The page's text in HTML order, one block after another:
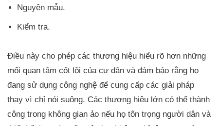
Nguyên mẫu.
Kiểm tra.
Điều này cho phép các thương hiệu hiểu rõ hơn những
mối quan tâm cốt lõi của cư dân và đảm bảo rằng họ
đang sử dụng công nghệ để cung cấp các giải pháp
thay vì chỉ nói suông. Các thương hiệu lớn có thể thành
công trong không gian ảo nếu họ tôn trọng người dân và